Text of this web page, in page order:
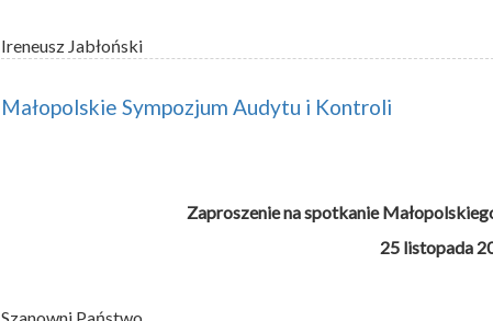
Ireneusz Jabłoński
Małopolskie Sympozjum Audytu i Kontroli
Zaproszenie na spotkanie
25 listopada